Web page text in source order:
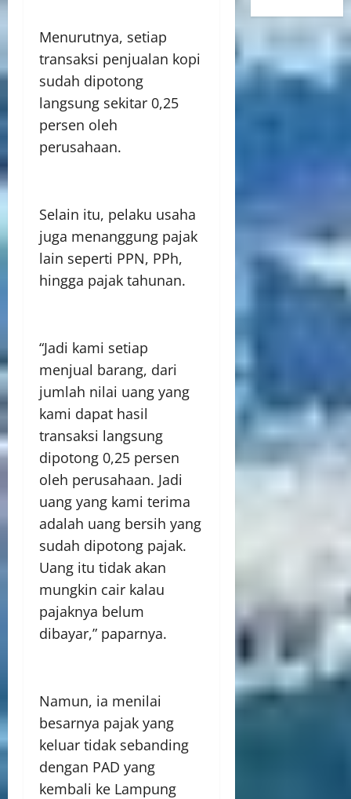
Menurutnya, setiap
transaksi penjualan kopi
sudah dipotong
langsung sekitar 0,25
persen oleh
perusahaan.
Selain itu, pelaku usaha
juga menanggung pajak
lain seperti PPN, PPh,
hingga pajak tahunan.
“Jadi kami setiap
menjual barang, dari
jumlah nilai uang yang
kami dapat hasil
transaksi langsung
dipotong 0,25 persen
oleh perusahaan. Jadi
uang yang kami terima
adalah uang bersih yang
sudah dipotong pajak.
Uang itu tidak akan
mungkin cair kalau
pajaknya belum
dibayar,” paparnya.
Namun, ia menilai
besarnya pajak yang
keluar tidak sebanding
dengan PAD yang
kembali ke Lampung